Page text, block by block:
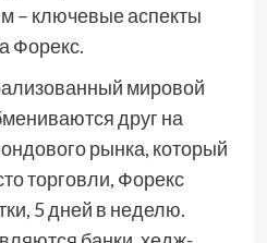
– ключевые аспекты
Форекс.
мировой
друг на
рынка, который
торговли, Форекс
5 дней в неделю.